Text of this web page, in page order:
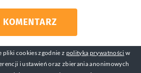
pliki cookies zgodnie z polityką prywatności w
i ustawień oraz zbierania anonimowych